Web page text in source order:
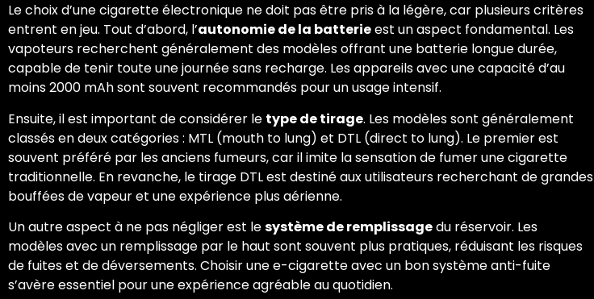
Le choix d’une cigarette électronique ne doit pas être pris à la légère, car plusieurs critères
entrent en jeu. Tout d’abord, l’autonomie de la batterieest un aspect fondamental. Les
vapoteurs recherchent généralement des modèles offrant une batterie longue durée,
capable de tenir toute une journée sans recharge. Les appareils avec une capacité d’au
moins 2000 mAh sont souvent recommandés pour un usage intensif.
Ensuite, il est important de considérer le type de tirage. Les modèles sont généralement
classés en deux catégories : MTL (mouth to lung) et DTL (direct to lung). Le premier est
souvent préféré par les anciens fumeurs, car il imite la sensation de fumer une cigarette
traditionnelle. En revanche, le tirage DTL est destiné aux utilisateurs recherchant de grandes
bouffées de vapeur et une expérience plus aérienne.
Un autre aspect à ne pas négliger est lesystème de remplissagedu réservoir. Les
modèles avec un remplissage par le haut sont souvent plus pratiques, réduisant les risques
de fuites et de déversements. Choisir une e-cigarette avec un bon système anti-fuite
s’avère essentiel pour une expérience agréable au quotidien.